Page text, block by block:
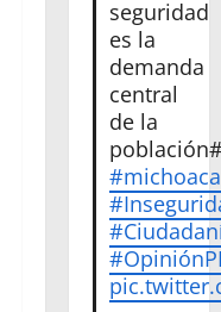
seguridad
es la
demanda
central
de la